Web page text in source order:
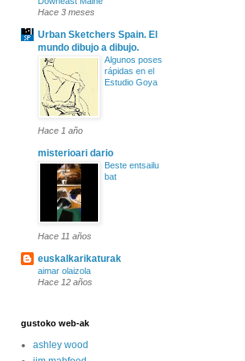
Hace 3 meses
Urban Sketchers Spain. El
mundo dibujo a dibujo.
Algunos poses
rápidas en el
Estudio Goya
Hace 1 año
misterioari dario
Beste entsailu
bat
Hace 11 años
euskalkarikaturak
aimar olaizola
Hace 12 años
gustoko web-ak
ashley wood